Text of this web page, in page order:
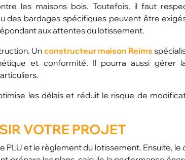
les maisons bois. Toutefois, il faut
des bardages spécifiques peuvent être
aux attentes du lotissement.
Unconstructeur maison Reims
et conformité. Il pourra aussi gérer
les délais et réduit le risque de
VOTRE PROJET
PLU et le règlement du lotissement. Ensuite, le